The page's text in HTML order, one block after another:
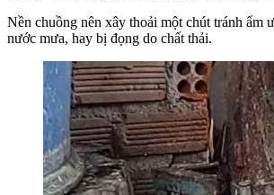
Nền chuồng nên xây thoải một chút tránh ẩm
nước mưa, hay bị đọng do chất thải.